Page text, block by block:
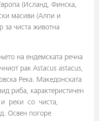
(Исланд, Финска,
масиви (Алпи и
за чиста животна
на ендемската речна
рак Astacus astacus,
Река. Македонската
риба, карактеристичен
и реки со чиста,
Освен погоре